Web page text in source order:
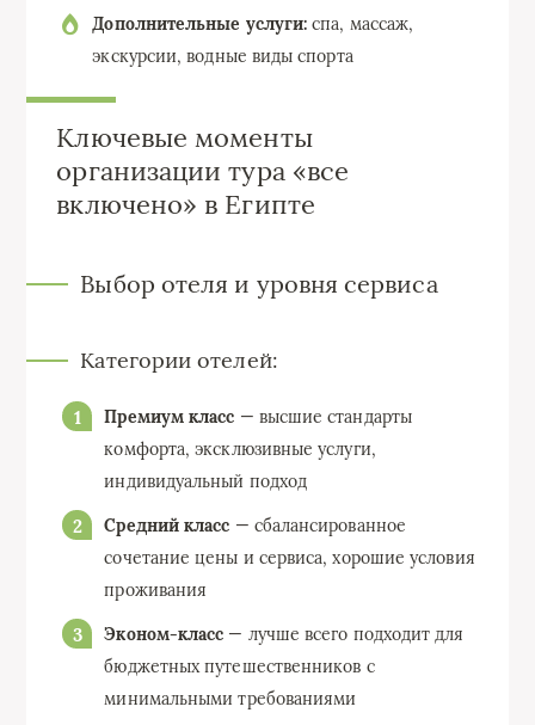
Дополнительные услуги: спа, массаж,
экскурсии, водные виды спорта
Ключевые моменты
организации тура «все
включено» в Египте
Выбор отеля и уровня сервиса
Категории отелей:
Премиум класс — высшие стандарты
комфорта, эксклюзивные услуги,
индивидуальный подход
Средний класс — сбалансированное
сочетание цены и сервиса, хорошие условия
проживания
Эконом-класс — лучше всего подходит для
бюджетных путешественников с
минимальными требованиями